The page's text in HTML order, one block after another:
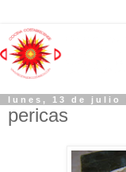
lunes, 13 de julio
pericas